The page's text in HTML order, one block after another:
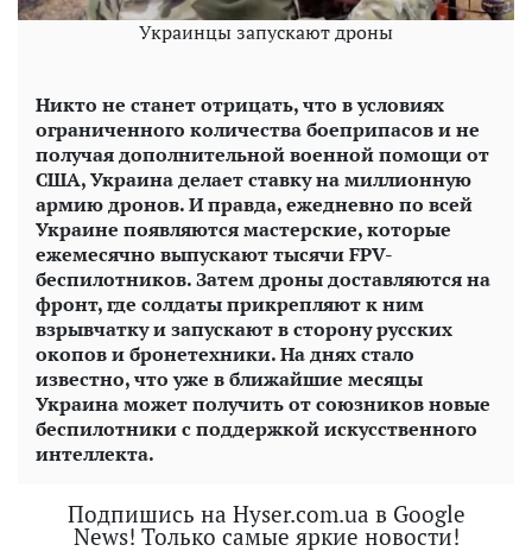
Украинцы запускают дроны
Никто не станет отрицать, что в условиях
ограниченного количества боеприпасов и не
получая дополнительной военной помощи от
США, Украина делает ставку на миллионную
армию дронов. И правда, ежедневно по всей
Украине появляются мастерские, которые
ежемесячно выпускают тысячи FPV-
беспилотников. Затем дроны доставляются на
фронт, где солдаты прикрепляют к ним
взрывчатку и запускают в сторону русских
окопов и бронетехники. На днях стало
известно, что уже в ближайшие месяцы
Украина может получить от союзников новые
беспилотники с поддержкой искусственного
интеллекта.
Подпишись на Hyser.com.ua в Google
News! Только самые яркие новости!